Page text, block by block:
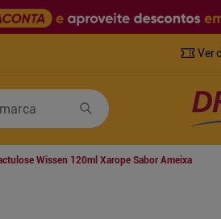
Ver
Wissen 120ml Xarope Sabor Ameixa